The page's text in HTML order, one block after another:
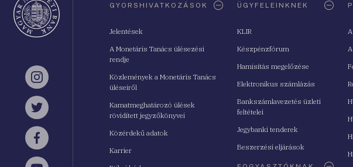
Instagram
Twitter
Facebook
GYORSHIVATKOZÁSOK
Jelentések
A Monetáris Tanács ülésezési
rendje
Közlemények a Monetáris Tanács
üléseiről
Kamatmeghatározó ülések
rövidített jegyzőkönyvei
Közérdekű adatok
Karrier
ÜGYFELEINKNEK
KLIR
Készpénzfórum
Hamisítás megelőzése
Elektronikus számlázás
Bankszámlavezetés üzleti
feltételei
Jegybanki tenderek
Beszerzési eljárások